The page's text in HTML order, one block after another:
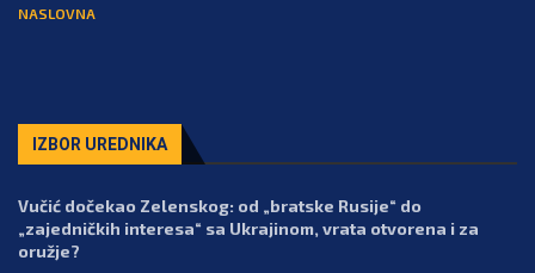
NASLOVNA
IZBOR UREDNIKA
Vučić dočekao Zelenskog: od „bratske Rusije“ do
„zajedničkih interesa“ sa Ukrajinom, vrata otvorena i za
oružje?